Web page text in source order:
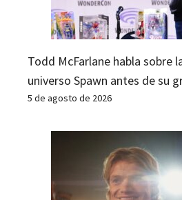
Todd McFarlane habla sobre
universo Spawn antes de su
5 de agosto de 2026